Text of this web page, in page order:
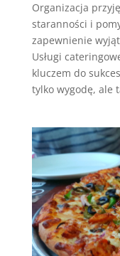
Organizacja
staranności i
zapewnienie
Usługi
kluczem do
tylko wygodę, ale